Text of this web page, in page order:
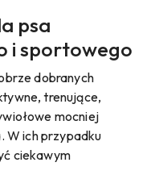
psa
i sportowego
dobranych
trenujące,
mocniej
W ich przypadku
ciekawym